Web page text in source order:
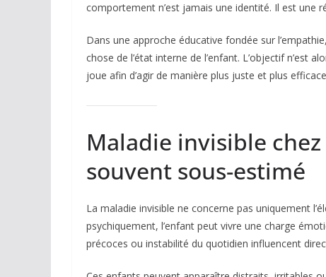
comportement n’est jamais une identité. Il est une
Dans une approche éducative fondée sur
chose de l’état interne de l’enfant. L’objectif n’est
joue afin d’agir de manière plus juste et plus
Maladie invisible
souvent sous-estimé
La maladie invisible ne concerne pas uniquement
psychiquement, l’enfant peut vivre une charge
précoces ou instabilité du quotidien influencent